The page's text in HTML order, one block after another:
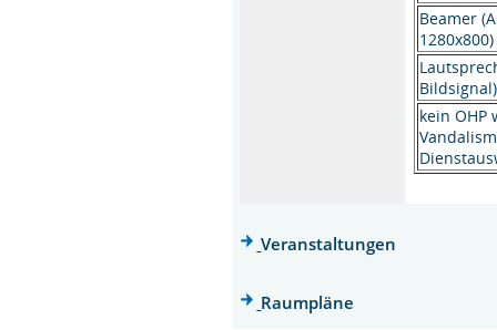
Beamer
Bildsignal)
kein OHP
Veranstaltungen
Raumpläne